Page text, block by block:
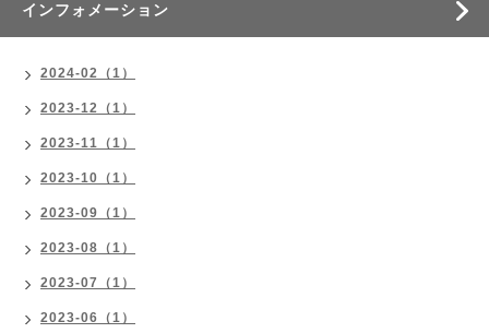
インフォメーション
2024-02（1）
2023-12（1）
2023-11（1）
2023-10（1）
2023-09（1）
2023-08（1）
2023-07（1）
2023-06（1）